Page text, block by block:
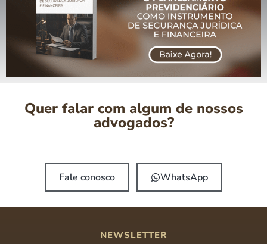
Quer falar com algum de nossos
advogados?
Fale conosco WhatsApp
NEWSLETTER